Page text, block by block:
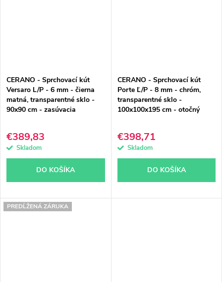
CERANO - Sprchovací kút
Versaro L/P - 6 mm - čierna
matná, transparentné sklo -
90x90 cm - zasúvacia
€389,83
Skladom
DO KOŠÍKA
CERANO - Sprchovací kút
Porte Ľ/P - 8 mm - chróm,
transparentné sklo -
100x100x195 cm - otočný
€398,71
Skladom
DO KOŠÍKA
PREDĹŽENÁ ZÁRUKA